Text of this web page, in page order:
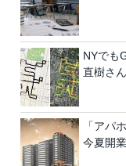
NYでも
直樹さ
「アパ
今夏開